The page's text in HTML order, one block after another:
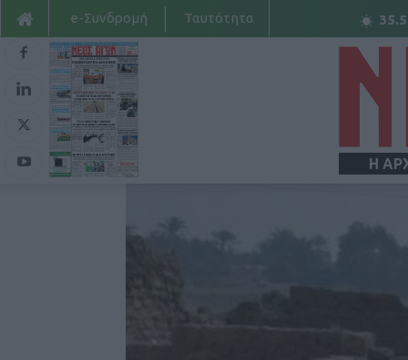
35.5
e-Συνδρομή Ταυτότητα
Η